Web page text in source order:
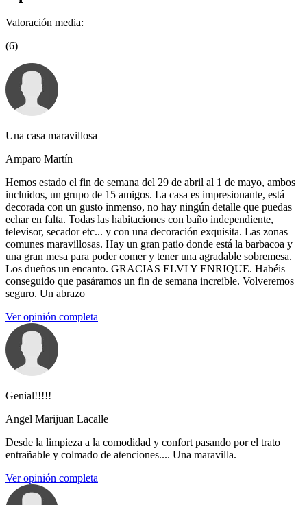
Valoración media:
(6)
Una casa maravillosa
Amparo Martín
Hemos estado el fin de semana del 29 de abril al 1 de mayo, ambos
incluidos, un grupo de 15 amigos. La casa es impresionante, está
decorada con un gusto inmenso, no hay ningún detalle que puedas
echar en falta. Todas las habitaciones con baño independiente,
televisor, secador etc... y con una decoración exquisita. Las zonas
comunes maravillosas. Hay un gran patio donde está la barbacoa y
una gran mesa para poder comer y tener una agradable sobremesa.
Los dueños un encanto. GRACIAS ELVI Y ENRIQUE. Habéis
conseguido que pasáramos un fin de semana increible. Volveremos
seguro. Un abrazo
Ver opinión completa
Genial!!!!!
Angel Marijuan Lacalle
Desde la limpieza a la comodidad y confort pasando por el trato
entrañable y colmado de atenciones.... Una maravilla.
Ver opinión completa